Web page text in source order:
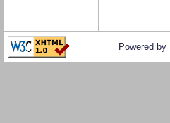
Powered by